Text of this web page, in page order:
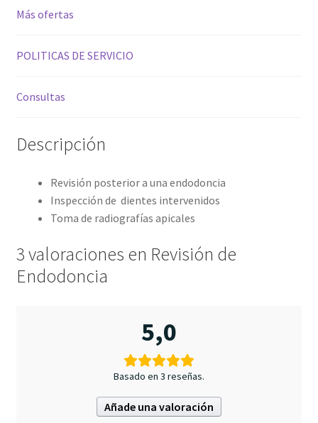
Más ofertas
POLITICAS DE SERVICIO
Consultas
Descripción
Revisión posterior a una endodoncia
Inspección de dientes intervenidos
Toma de radiografías apicales
3 valoraciones en Revisión de
Endodoncia
5,0
Basado en 3 reseñas.
Añade una valoración